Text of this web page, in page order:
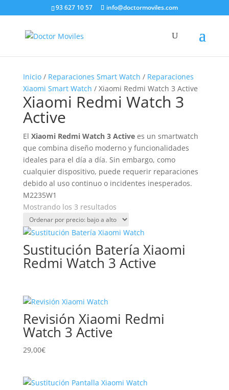
93 627 10 57 info@doctormoviles.com
Inicio/ Reparaciones Smart Watch / Reparaciones
Xiaomi Smart Watch / Xiaomi Redmi Watch 3 Active
Xiaomi Redmi Watch 3
Active
El Xiaomi Redmi Watch 3 Activees un smartwatch
que combina diseño moderno y funcionalidades
ideales para el día a día. Sin embargo, como
cualquier dispositivo, puede requerir reparaciones
debido al uso continuo o incidentes inesperados.
M2235W1
Mostrando los 3 resultadosOrdenado
por
precio:
a
alto
Sustitución Batería Xiaomi
Redmi Watch 3 Active
Revisión Xiaomi Redmi
Watch 3 Active
29,00€